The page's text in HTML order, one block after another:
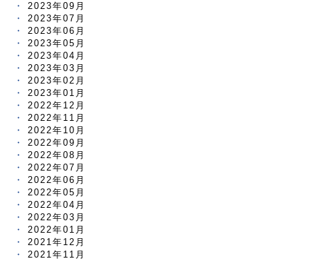
2023年09月
2023年07月
2023年06月
2023年05月
2023年04月
2023年03月
2023年02月
2023年01月
2022年12月
2022年11月
2022年10月
2022年09月
2022年08月
2022年07月
2022年06月
2022年05月
2022年04月
2022年03月
2022年01月
2021年12月
2021年11月